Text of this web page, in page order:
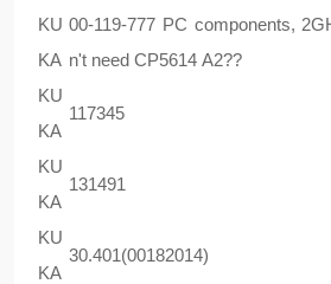
KU
KA
00-119-777 PC components,
n't need CP5614 A2??
KU
KA
117345
KU
KA
131491
KU
KA
30.401(00182014)